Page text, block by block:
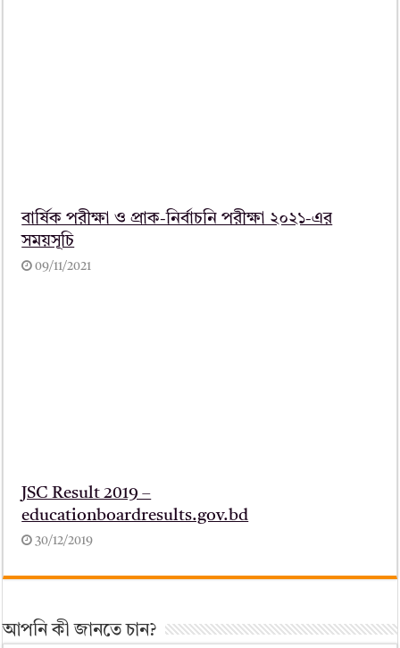
বার্ষিক পরীক্ষা ও প্রাক-নির্বাচনি পরীক্ষা ২০২১-এর
সময়সূচি
09/11/2021
JSC Result 2019 –
educationboardresults.gov.bd
30/12/2019
আপনি কী জানতে চান?